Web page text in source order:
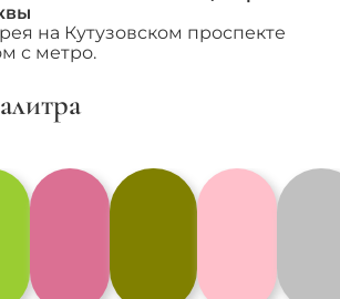
на Кутузовском проспекте
с метро.